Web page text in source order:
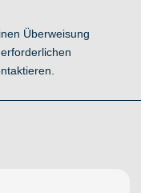
Überweisung